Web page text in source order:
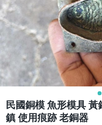
民國銅模 魚形模具
鎮 使用痕跡 老銅器